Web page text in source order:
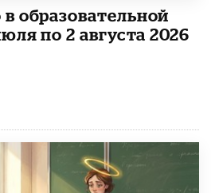
образовательной
по 2 августа 2026